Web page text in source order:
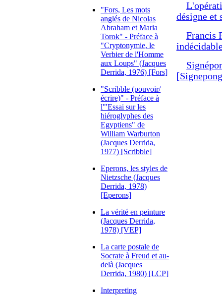
"Fors, Les mots
anglés de Nicolas
Abraham et Maria
Torok" - Préface à
"Cryptonymie, le
Verbier de l'Homme
aux Loups" (Jacques
Derrida, 1976) [Fors]
"Scribble (pouvoir/
écrire)" - Préface à
l'"Essai sur les
hiéroglyphes des
Egyptiens" de
William Warburton
(Jacques Derrida,
1977) [Scribble]
Eperons, les styles de
Nietzsche (Jacques
Derrida, 1978)
[Eperons]
La vérité en peinture
(Jacques Derrida,
1978) [VEP]
La carte postale de
Socrate à Freud et au-
delà (Jacques
Derrida, 1980) [LCP]
Interpreting
désigne et
Francis